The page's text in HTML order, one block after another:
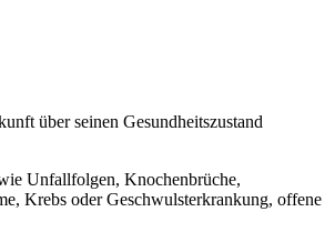
über seinen Gesundheitszustand
Unfallfolgen, Knochenbrüche,
Krebs oder Geschwulsterkrankung, offene